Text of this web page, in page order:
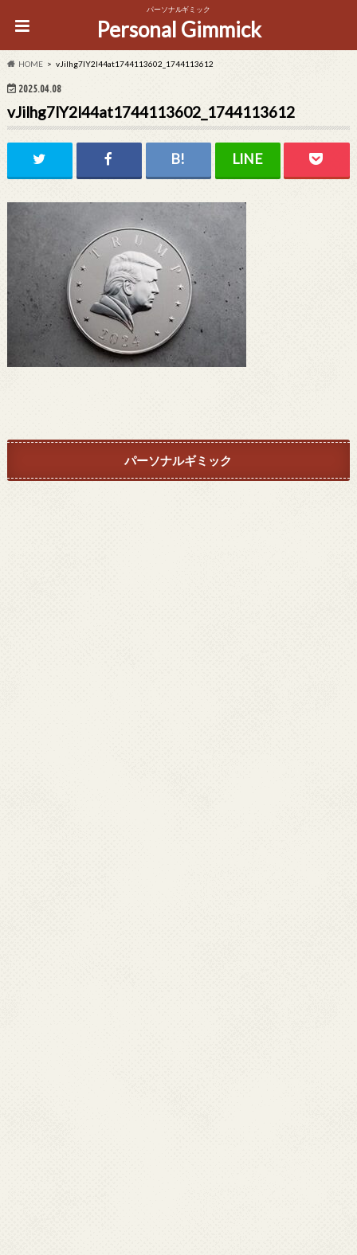
パーソナルギミック
Personal Gimmick
HOME vJilhg7lY2l44at1744113602_1744113612
2025.04.08
vJilhg7lY2l44at1744113602_1744113612
パーソナルギミック